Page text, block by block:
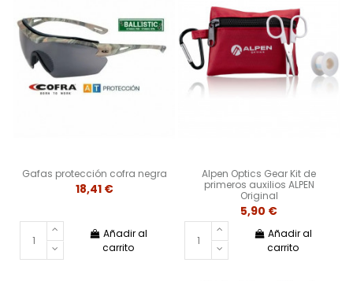
Gafas protección cofra negra
18,41 €
Añadir al
carrito
Alpen Optics Gear Kit de
primeros auxilios ALPEN
Original
5,90 €
Añadir al
carrito